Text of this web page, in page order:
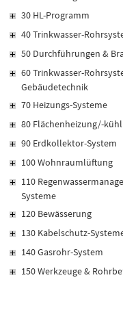
30 HL-Programm
40 Trinkwasser-
50 Durchführungen &
60 Trinkwasser-
Gebäudetechnik
70 Heizungs-Systeme
80 Flächenheizung/-
90 Erdkollektor-System
100 Wohnraumlüftung
110
Systeme
120 Bewässerung
130 Kabelschutz-
140 Gasrohr-System
150 Werkzeuge &
5905485467964
KONTAKT
Alte Poststraße 171
A-8020 Graz
Telefon: +43 316
info@kormann.at
MO-DO: 06:30 -